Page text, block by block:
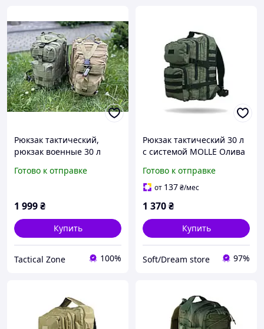
Рюкзак тактический,
рюкзак военные 30 л
Готово к отправке
1 999₴
Купить
Tactical Zone 100%
Рюкзак тактический 30 л
с системой MOLLE Олива
Готово к отправке
от 137₴/мес
1 370₴
Купить
Soft/Dream store 97%